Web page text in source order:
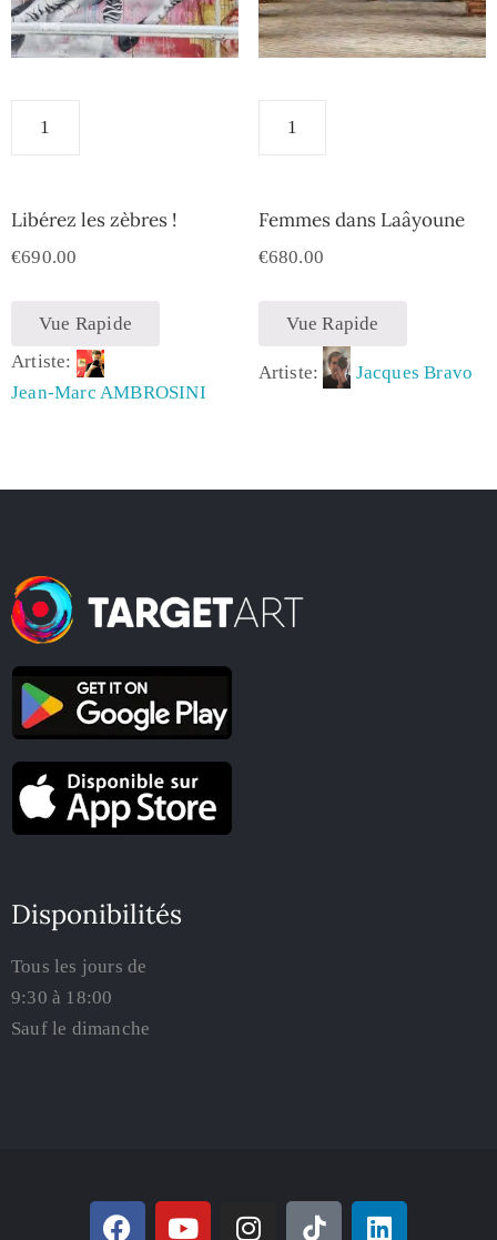
Libérez les zèbres !
€690.00
Vue Rapide
Artiste:
Jean-Marc AMBROSINI
Femmes dans Laâyoune
€680.00
Vue Rapide
Artiste: Jacques Bravo
Disponibilités
Tous les jours de
9:30 à 18:00
Sauf le dimanche